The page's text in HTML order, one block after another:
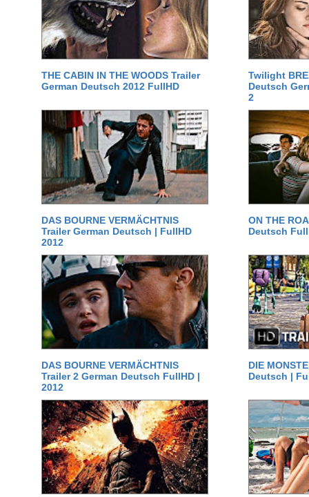
THE CABIN IN THE WOODS Trailer
German Deutsch 2012 FullHD
Twilight
Deutsch
2
DAS BOURNE VERMÄCHTNIS
Trailer German Deutsch | FullHD
2012
ON THE
Deutsch
DAS BOURNE VERMÄCHTNIS
Trailer 2 German Deutsch FullHD |
2012
DIE
Deutsch |